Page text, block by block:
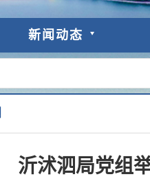
新闻动态
沂沭泗局党组